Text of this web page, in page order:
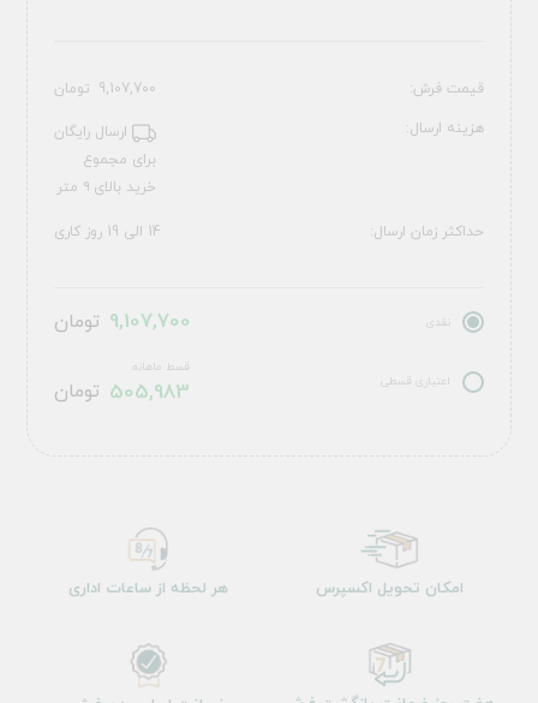
قیمت فرش: 9,107,700 تومان
هزینه ارسال:
ارسال رایگان
برای مجموع
خرید بالای ۹ متر
حداکثر زمان ارسال: 14 الی 19 روز کاری
نقدی 9,107,700 تومان
اعتباری قسطی
قسط ماهانه
505,983 تومان
امکان تحویل اکسپرس هر لحظه از ساعات اداری